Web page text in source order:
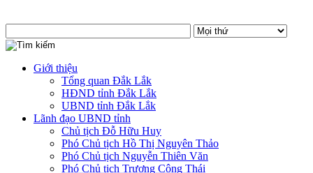
Giới thiệu
Tổng quan Đắk Lắk
HĐND tỉnh Đắk Lắk
UBND tỉnh Đắk Lắk
Lãnh đạo UBND tỉnh
Chủ tịch Đỗ Hữu Huy
Phó Chủ tịch Hồ Thị Nguyên Thảo
Phó Chủ tịch Nguyễn Thiên Văn
Phó Chủ tịch Trương Công Thái